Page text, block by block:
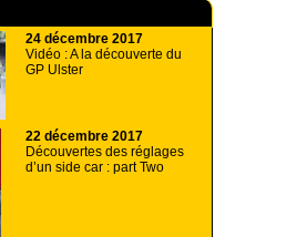
24 décembre 2017
Vidéo : A la découverte du
GP Ulster
22 décembre 2017
Découvertes des réglages
d’un side car : part Two